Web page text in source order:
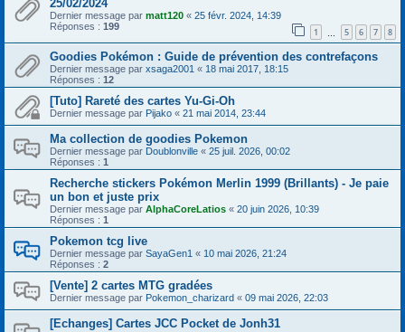
25/02/2024
Dernier message par matt120 « 25 févr. 2024, 14:39
Réponses : 199 1 5 6 7 8
Goodies Pokémon : Guide de prévention des contrefaçons
Dernier message par xsaga2001 « 18 mai 2017, 18:15
Réponses : 12
[Tuto] Rareté des cartes Yu-Gi-Oh
Dernier message par Pijako « 21 mai 2014, 23:44
Ma collection de goodies Pokemon
Dernier message par Doublonville « 25 juil. 2026, 00:02
Réponses : 1
Recherche stickers Pokémon Merlin 1999 (Brillants) - Je paie
un bon et juste prix
Dernier message par AlphaCoreLatios « 20 juin 2026, 10:39
Réponses : 1
Pokemon tcg live
Dernier message par SayaGen1 « 10 mai 2026, 21:24
Réponses : 2
[Vente] 2 cartes MTG gradées
Dernier message par Pokemon_charizard « 09 mai 2026, 22:03
[Echanges] Cartes JCC Pocket de Jonh31